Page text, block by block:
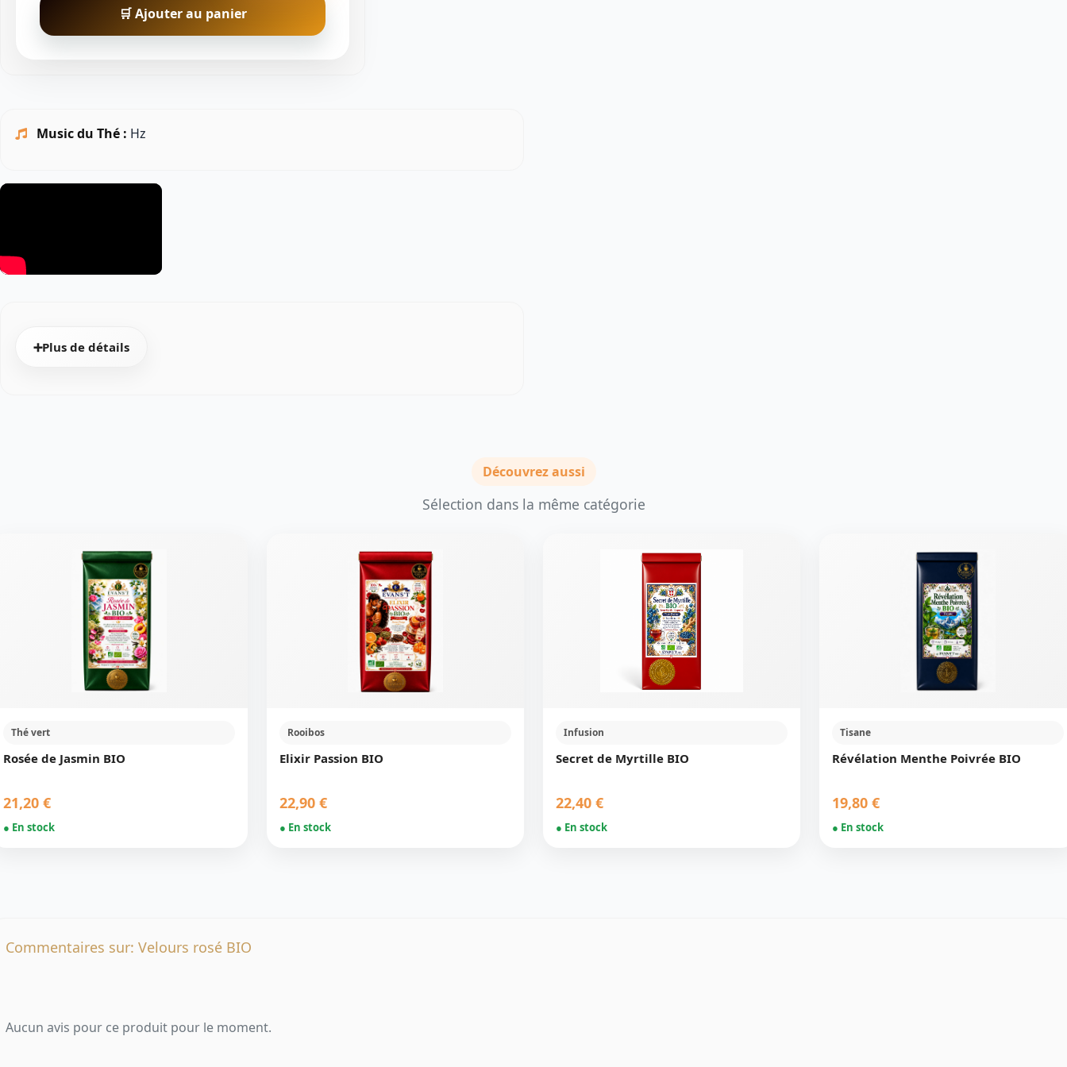
🛒 Ajouter au panier
Music du Thé : Hz
➕Plus de détails
Découvrez aussi
Sélection dans la même catégorie
Thé vert
Rosée de Jasmin BIO
21,20 €
● En stock
Rooibos
Elixir Passion BIO
22,90 €
● En stock
Infusion
Secret de Myrtille BIO
22,40 €
● En stock
Tisane
Révélation Menthe Poivrée BIO
19,80 €
● En stock
Commentaires sur: Velours rosé BIO
Aucun avis pour ce produit pour le moment.